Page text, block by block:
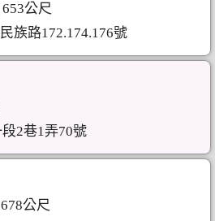
公尺
族路172.174.176號
2巷1弄70號
公尺